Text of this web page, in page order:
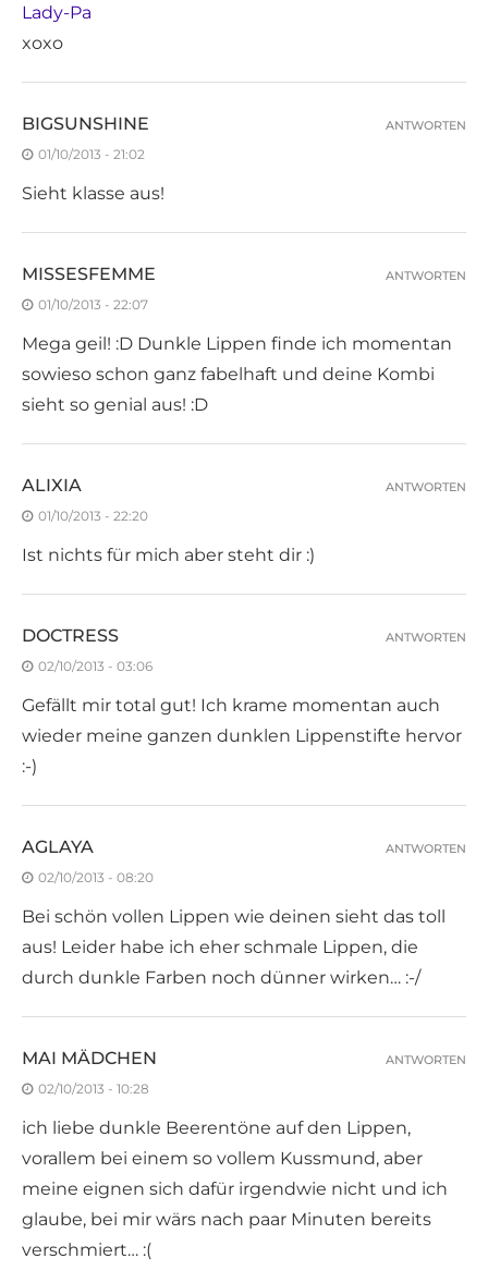
Lady-Pa
xoxo
BIGSUNSHINE
01/10/2013 - 21:02
Sieht klasse aus!
ANTWORTEN
MISSESFEMME
01/10/2013 - 22:07
Mega geil! :D Dunkle Lippen finde ich momentan
sowieso schon ganz fabelhaft und deine Kombi
sieht so genial aus! :D
ANTWORTEN
ALIXIA
01/10/2013 - 22:20
Ist nichts für mich aber steht dir :)
ANTWORTEN
DOCTRESS
02/10/2013 - 03:06
Gefällt mir total gut! Ich krame momentan auch
wieder meine ganzen dunklen Lippenstifte hervor
:-)
ANTWORTEN
AGLAYA
02/10/2013 - 08:20
Bei schön vollen Lippen wie deinen sieht das toll
aus! Leider habe ich eher schmale Lippen, die
durch dunkle Farben noch dünner wirken… :-/
ANTWORTEN
MAI MÄDCHEN
02/10/2013 - 10:28
ich liebe dunkle Beerentöne auf den Lippen,
vorallem bei einem so vollem Kussmund, aber
meine eignen sich dafür irgendwie nicht und ich
glaube, bei mir wärs nach paar Minuten bereits
verschmiert… :(
ANTWORTEN